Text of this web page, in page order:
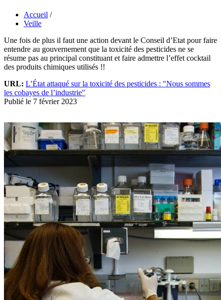
Accueil /
Veille
Une fois de plus il faut une action devant le Conseil d’Etat pour faire
entendre au gouvernement que la toxicité des pesticides ne se
résume pas au principal constituant et faire admettre l’effet cocktail
des produits chimiques utilisés !!
URL: L’État attaqué sur la toxicité des pesticides : "Nous sommes
les cobayes de l’industrie"
Publié le 7 février 2023